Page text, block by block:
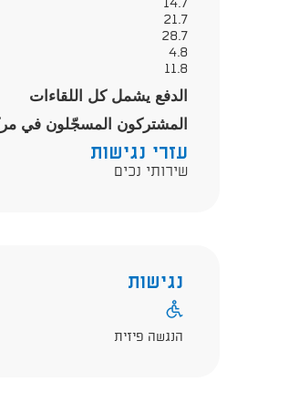
14.7
21.7
28.7
4.8
11.8
الدفع يشمل كل اللقاءات
المشتركون المسجّلون في
עזרי נגישות
שירותי נכים
נגישות
הנגשה פיזית